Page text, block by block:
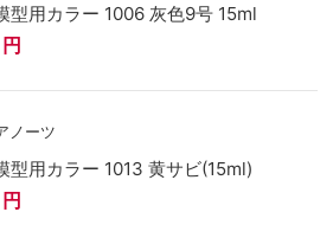
型用カラー 1006 灰色9号 15ml
円
ノーツ
型用カラー 1013 黄サビ(15ml)
円